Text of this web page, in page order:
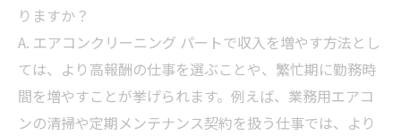
りますか？
A. エアコンクリーニング パートで収入を増やす方法とし
ては、より高報酬の仕事を選ぶことや、繁忙期に勤務時
間を増やすことが挙げられます。例えば、業務用エアコ
ンの清掃や定期メンテナンス契約を扱う仕事では、より